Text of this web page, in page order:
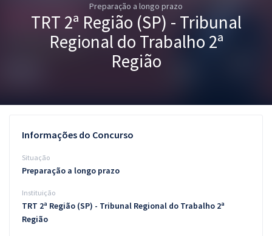
Graduação
Blog
Aprovados
Preparação a longo prazo
TRT 2ª Região (SP) - Tribunal
Regional do Trabalho 2ª
Região
Informações do Concurso
Situação
Preparação a longo prazo
Instituição
TRT 2ª Região (SP) - Tribunal Regional do Trabalho 2ª
Região